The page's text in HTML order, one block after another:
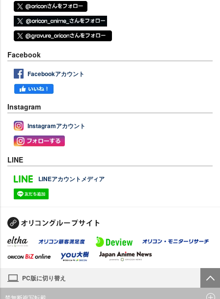
Facebook
Facebookアカウント
Instagram
Instagramアカウント
LINE
LINEアカウントメディア
PC版に切り替え
禁無断複写転載